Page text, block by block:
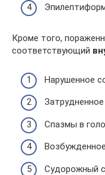
Кроме того,
соответствующий
Нарушенное
Спазмы в
Судорожный